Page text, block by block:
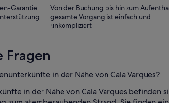
Garantie
Von der Buchung bis hin zum
gesamte Vorgang ist einfach und
unkompliziert
Fragen
in der Nähe von Cala Varques?
in der Nähe von Cala Varques